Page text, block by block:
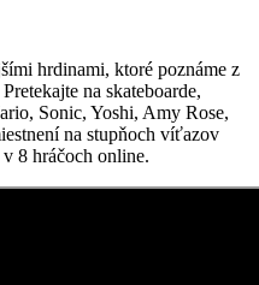
hrdinami, ktoré poznáme z
na skateboarde,
Sonic, Yoshi, Amy Rose,
na stupňoch víťazov
8 hráčoch online.